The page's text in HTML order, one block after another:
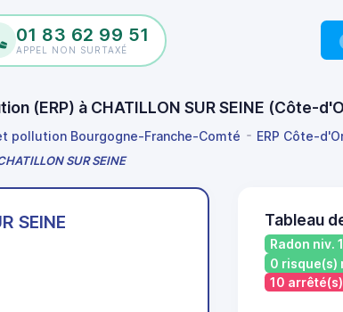
01 83 62 99 51
APPEL NON SURTAXÉ
(ERP) à CHATILLON SUR SEINE (Côte-
pollution Bourgogne-Franche-Comté ERP Côte-
SUR SEINE
SEINE Tableau
Radon niv. 1
0 risque(s)
10 arrêté(s)